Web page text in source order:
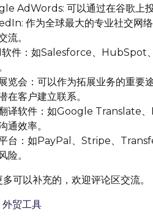
AdWords: 可以通过在谷歌上
作为全球最大的专业社交网
流。
件：如Salesforce、HubSpot
览会：可以作为拓展业务的重要
在客户建立联系。
译软件：如Google Translate、
通效率。
台：如PayPal、Stripe、
险。
可以补充的，欢迎评论区交流。
外贸工具